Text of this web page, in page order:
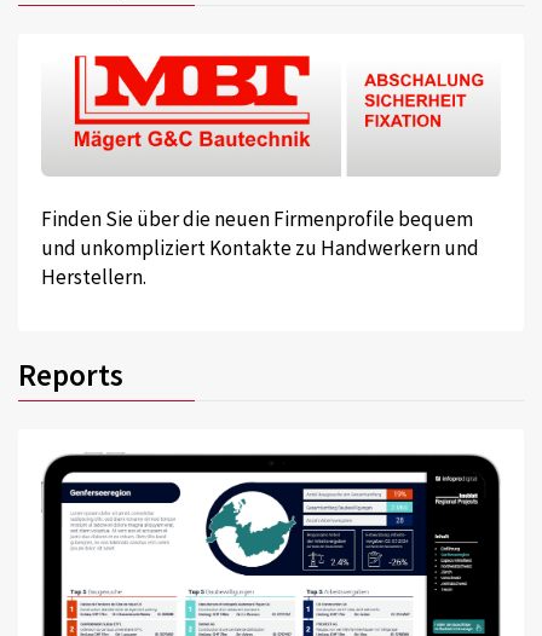
Finden Sie über die neuen Firmenprofile bequem
und unkompliziert Kontakte zu Handwerkern und
Herstellern.
Reports